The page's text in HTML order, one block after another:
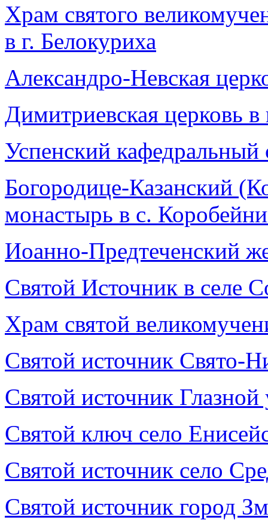
Храм святого
в г. Белокуриха
Александро-Невская
Димитриевская церковь в
Успенский кафедральный
Богородице-Казанский
монастырь в с.
Иоанно-Предтеченский
Святой Источник в селе
Храм святой
Святой источник Свято-
Святой источник
Святой ключ село
Святой источник село
Святой источник город